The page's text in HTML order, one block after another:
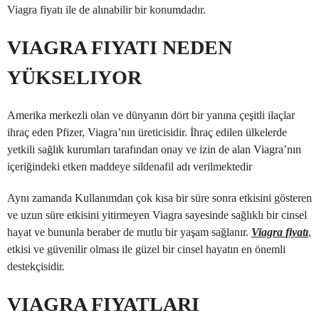
Viagra fiyatı ile de alınabilir bir konumdadır.
VIAGRA FIYATI NEDEN
YÜKSELIYOR
Amerika merkezli olan ve dünyanın dört bir yanına çeşitli ilaçlar
ihraç eden Pfizer, Viagra’nın üreticisidir. İhraç edilen ülkelerde
yetkili sağlık kurumları tarafından onay ve izin de alan Viagra’nın
içeriğindeki etken maddeye sildenafil adı verilmektedir
Aynı zamanda Kullanımdan çok kısa bir süre sonra etkisini gösteren
ve uzun süre etkisini yitirmeyen Viagra sayesinde sağlıklı bir cinsel
hayat ve bununla beraber de mutlu bir yaşam sağlanır. Viagra fiyatı,
etkisi ve güvenilir olması ile güzel bir cinsel hayatın en önemli
destekçisidir.
VIAGRA FIYATLARI